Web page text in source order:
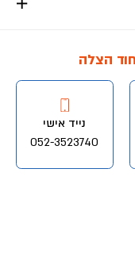
הצלה
נייד אישי
052-3523740